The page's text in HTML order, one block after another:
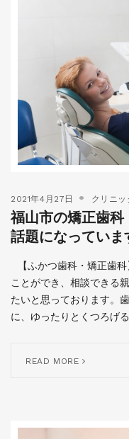
2021年4月27日 クリニッ
福山市の矯正歯科
話題になっていま
【ふかつ歯科・矯正歯
ことができ、相談できる
たいと思っております。
に、ゆったりとくつろげ
READ MORE